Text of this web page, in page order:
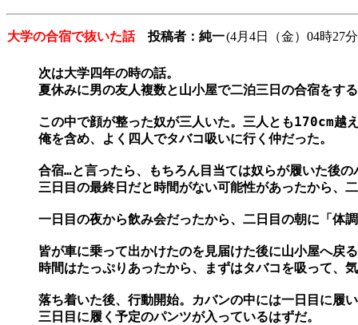
大学の合宿で抜いた話 投稿者：純一(4月4日（金）04時27
次は大学四年の時の話。
夏休みに男の友人複数と山小屋で二泊三日の合宿をす
この中で顔が整った奴が三人いた。三人とも170cm越
俺を含め、よく四人でタバコ吸いに行く仲だった。
合宿…と言ったら、もちろん目当ては奴らが履いた後の
三日目の最終日だと時間がない可能性があったから、
一日目の夜から飲み会だったから、二日目の朝に「体
皆が車に乗って出かけたのを見届けた後に山小屋へ戻
時間はたっぷりあったから、まずはタバコを吸って、
落ち着いた後、行動開始。カバンの中には一日目に履
三日目に履く予定のパンツが入っているはずだ。